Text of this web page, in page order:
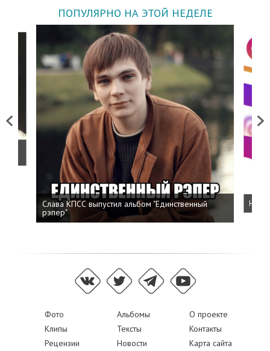
ПОПУЛЯРНО НА ЭТОЙ НЕДЕЛЕ
Previous
Слава КПСС выпустил альбом "Единственный
рэпер"
Next
Фото Альбомы
О проекте
Клипы
Тексты
Контакты
Рецензии
Новости Карта сайта